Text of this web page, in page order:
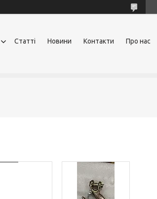
Статті Новини Контакти Про нас